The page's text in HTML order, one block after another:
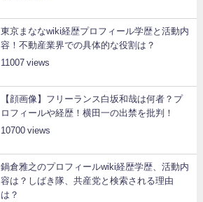
東京まななwiki経歴プロフィール学歴と活動内
容！不動産業界での具体的な役割は？
11007
【顔画像】フリーランス白坂和哉は何者？プ
ロフィールや経歴！横田一の出禁を批判！
10700
鍋倉雅之のプロフィールwiki経歴学歴、活動内
容は？しばき隊、共産党と検索される理由
は？